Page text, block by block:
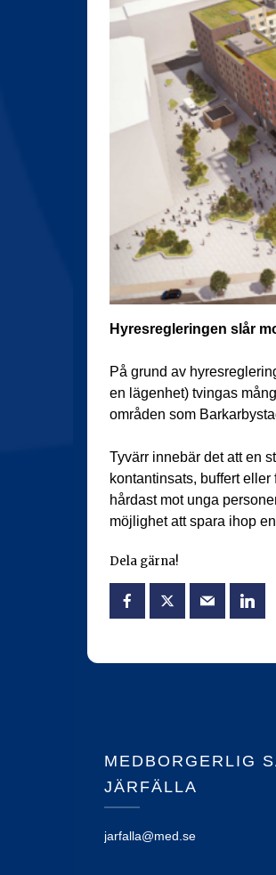
Hyresregleringen slår
På grund av
en lägenhet) tvingas
områden som
Tyvärr innebär det att en
kontantinsats, buffert
hårdast mot unga
möjlighet att spara ihop
Dela gärna!
MEDBORGERLIG
JÄRFÄLLA
jarfalla@med.se